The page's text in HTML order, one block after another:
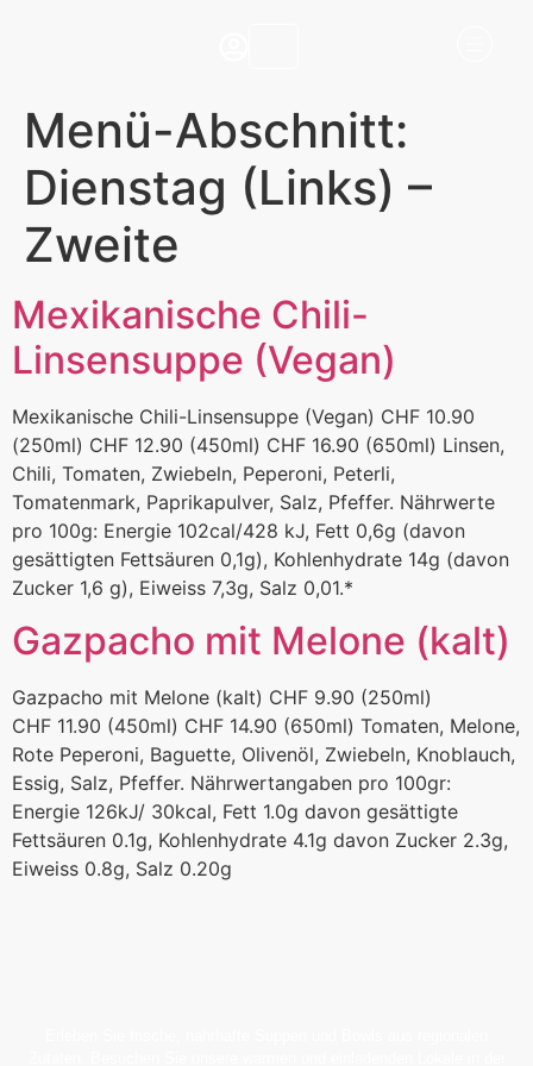
Menü-Abschnitt:
Dienstag (Links) –
Zweite
Mexikanische Chili-
Linsensuppe (Vegan)
Mexikanische Chili-Linsensuppe (Vegan) CHF 10.90
(250ml) CHF 12.90 (450ml) CHF 16.90 (650ml) Linsen,
Chili, Tomaten, Zwiebeln, Peperoni, Peterli,
Tomatenmark, Paprikapulver, Salz, Pfeffer. Nährwerte
pro 100g: Energie 102cal/428 kJ, Fett 0,6g (davon
gesättigten Fettsäuren 0,1g), Kohlenhydrate 14g (davon
Zucker 1,6 g), Eiweiss 7,3g, Salz 0,01.*
Gazpacho mit Melone (kalt)
Gazpacho mit Melone (kalt) CHF 9.90 (250ml)
CHF 11.90 (450ml) CHF 14.90 (650ml) Tomaten, Melone,
Rote Peperoni, Baguette, Olivenöl, Zwiebeln, Knoblauch,
Essig, Salz, Pfeffer. Nährwertangaben pro 100gr:
Energie 126kJ/ 30kcal, Fett 1.0g davon gesättigte
Fettsäuren 0.1g, Kohlenhydrate 4.1g davon Zucker 2.3g,
Eiweiss 0.8g, Salz 0.20g